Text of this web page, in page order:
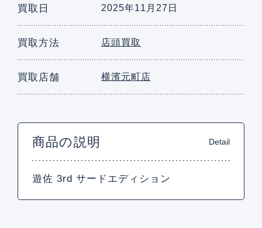
買取日 2025年11月27日
買取方法 店頭買取
買取店舗 横濱元町店
商品の説明 Detail
遊佐 3rd サードエディション